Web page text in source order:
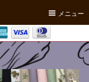
メニュー